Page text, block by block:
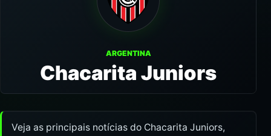
ARGENTINA
Chacarita Juniors
Veja as principais notícias do Chacarita Juniors,